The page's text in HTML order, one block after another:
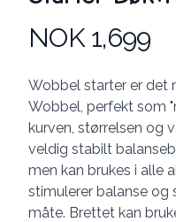
Produktdetaljer
NOK 1,699
Description
Wobbel starter er det
Wobbel, perfekt som
kurven, størrelsen og
veldig stabilt
men kan brukes i alle
stimulerer balanse og
måte. Brettet kan